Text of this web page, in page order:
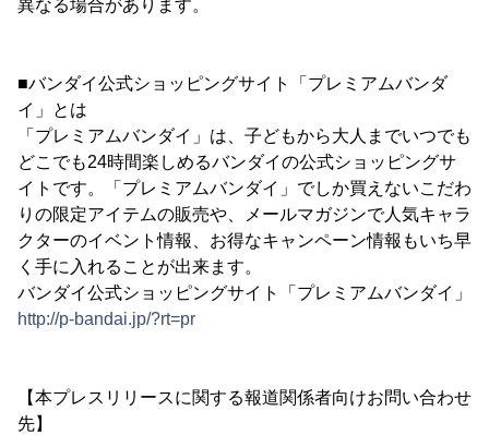
異なる場合があります。
■バンダイ公式ショッピングサイト「プレミアムバンダ
イ」とは
「プレミアムバンダイ」は、子どもから大人までいつでも
どこでも24時間楽しめるバンダイの公式ショッピングサ
イトです。「プレミアムバンダイ」でしか買えないこだわ
りの限定アイテムの販売や、メールマガジンで人気キャラ
クターのイベント情報、お得なキャンペーン情報もいち早
く手に入れることが出来ます。
バンダイ公式ショッピングサイト「プレミアムバンダイ」
http://p-bandai.jp/?rt=pr
【本プレスリリースに関する報道関係者向けお問い合わせ
先】